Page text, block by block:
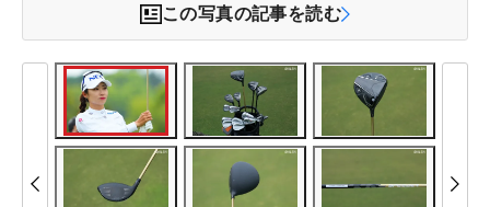
この写真の記事を読む